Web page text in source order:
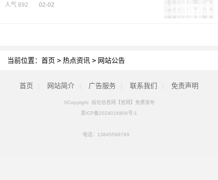
人气 892
02-02
当前位置： 首页 > 热点资讯 > 网站公告
首页 网站简介 广告服务 联系我们 免责声明
©Copyright 绥化信息网【官网】免费发布
黑ICP备2024016806号-1
电话： 13845599799